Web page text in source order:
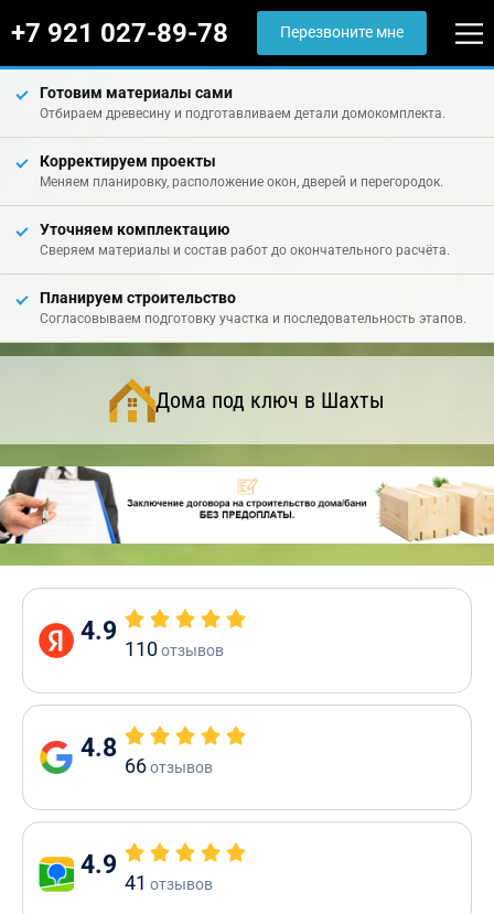
+7 921 027-89-78 Перезвоните мне
Готовим материалы сами
Отбираем древесину и подготавливаем детали домокомплекта.
Корректируем проекты
Меняем планировку, расположение окон, дверей и перегородок.
Уточняем комплектацию
Сверяем материалы и состав работ до окончательного расчёта.
Планируем строительство
Согласовываем подготовку участка и последовательность этапов.
Дома под ключ в Шахты
4.9
110отзывов
4.8
66отзывов
4.9
41 отзывов